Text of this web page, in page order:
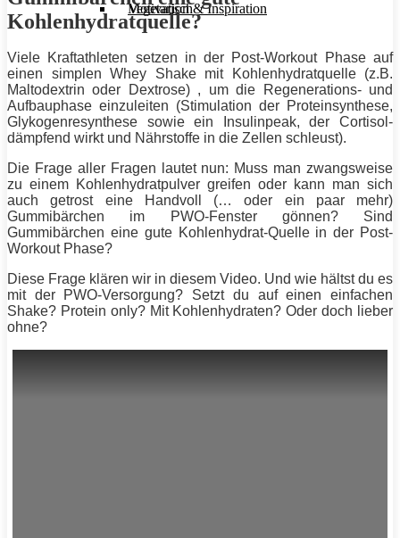
Motivation & Inspiration
Vegetarisch
Kohlenhydratquelle?
Viele Kraftathleten setzen in der Post-Workout Phase auf
einen simplen Whey Shake mit Kohlenhydratquelle (z.B.
Maltodextrin oder Dextrose) , um die Regenerations- und
Aufbauphase einzuleiten (Stimulation der Proteinsynthese,
Glykogenresynthese sowie ein Insulinpeak, der Cortisol-
dämpfend wirkt und Nährstoffe in die Zellen schleust).
Die Frage aller Fragen lautet nun: Muss man zwangsweise
zu einem Kohlenhydratpulver greifen oder kann man sich
auch getrost eine Handvoll (… oder ein paar mehr)
Gummibärchen im PWO-Fenster gönnen? Sind
Gummibärchen eine gute Kohlenhydrat-Quelle in der Post-
Workout Phase?
Diese Frage klären wir in diesem Video. Und wie hältst du es
mit der PWO-Versorgung? Setzt du auf einen einfachen
Shake? Protein only? Mit Kohlenhydraten? Oder doch lieber
ohne?